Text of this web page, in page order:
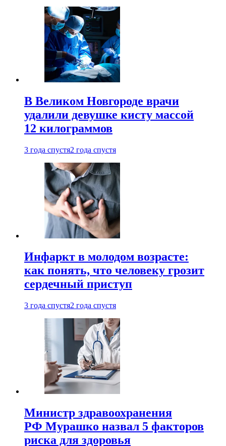
В Великом Новгороде врачи
удалили девушке кисту массой
12 килограммов
3 года спустя2 года спустя
Инфаркт в молодом возрасте:
как понять, что человеку грозит
сердечный приступ
3 года спустя2 года спустя
Министр здравоохранения
РФ Мурашко назвал 5 факторов
риска для здоровья